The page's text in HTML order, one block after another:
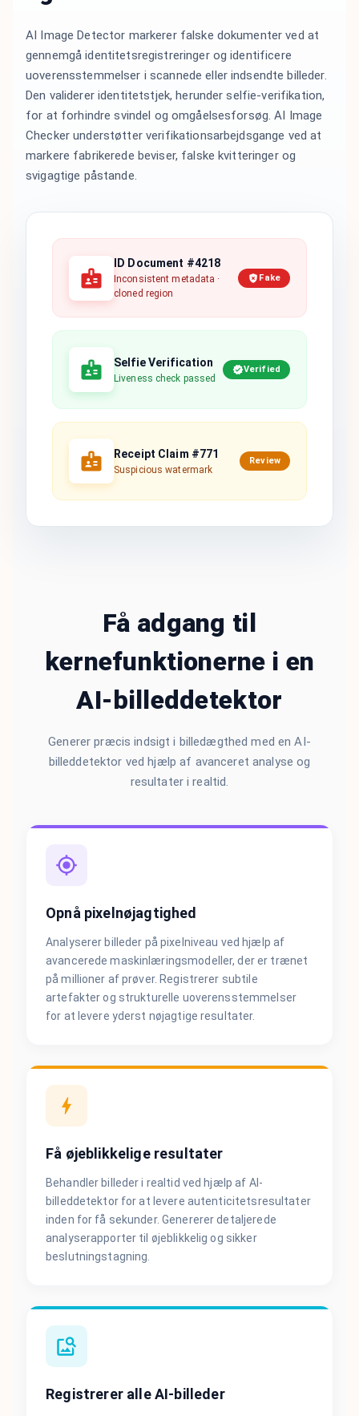
ID Document #4218
Inconsistent metadata ·
cloned region
Fake
Selfie Verification
Liveness check passed
Verified
Receipt Claim #771
Suspicious watermark
Review
AI Image Detector markerer falske dokumenter ved at
gennemgå identitetsregistreringer og identificere
uoverensstemmelser i scannede eller indsendte billeder.
Den validerer identitetstjek, herunder selfie-verifikation,
for at forhindre svindel og omgåelsesforsøg. AI Image
Checker understøtter verifikationsarbejdsgange ved at
markere fabrikerede beviser, falske kvitteringer og
svigagtige påstande.
Få adgang til
kernefunktionerne i en
AI-billeddetektor
Generer præcis indsigt i billedægthed med en AI-
billeddetektor ved hjælp af avanceret analyse og
resultater i realtid.
Opnå pixelnøjagtighed
Analyserer billeder på pixelniveau ved hjælp af
avancerede maskinlæringsmodeller, der er trænet
på millioner af prøver. Registrerer subtile
artefakter og strukturelle uoverensstemmelser
for at levere yderst nøjagtige resultater.
Få øjeblikkelige resultater
Behandler billeder i realtid ved hjælp af AI-
billeddetektor for at levere autenticitetsresultater
inden for få sekunder. Genererer detaljerede
analyserapporter til øjeblikkelig og sikker
beslutningstagning.
Registrerer alle AI-billeder